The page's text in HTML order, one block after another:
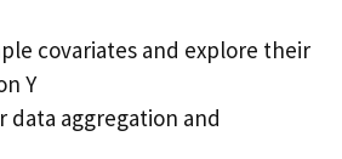
covariates and explore their
Y
data aggregation and